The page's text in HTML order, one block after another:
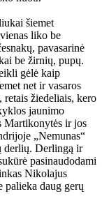
šiemet
liko be
pavasarinė
be žirnių, pupų.
gėlė kaip
net ir vasaros
retais žiedeliais, kero
jaunimo
Martikonytės ir jos
„Nemunas“
derlių. Derlingą ir
pasinaudodami
Nikolajus
palieka daug gerų